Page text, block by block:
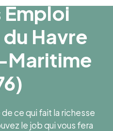
Havre
Maritime
ce qui fait la richesse
le job qui vous fera